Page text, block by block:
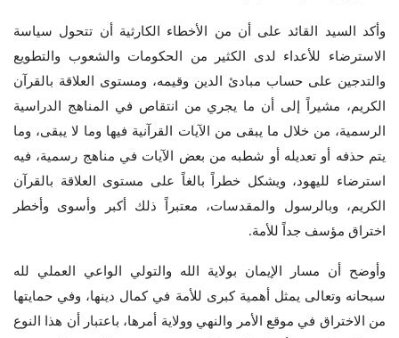
وأكد السيد القائد على أن من الأخطاء الكارثية أن تتحول سياسة
الاسترضاء للأعداء لدى الكثير من الحكومات والشعوب والتطويع
والتدجين على حساب مبادئ الدين وقيمه، ومستوى العلاقة بالقرآن
الكريم، مشيراً إلى أن ما يجري من انتقاص في المناهج الدراسية
الرسمية، من خلال ما يبقى من الآيات القرآنية فيها وما لا يبقى، وما
يتم حذفه أو تعديله أو شطبه من بعض الآيات في مناهج رسمية، فيه
استرضاء لليهود، ويشكل خطراً بالغاً على مستوى العلاقة بالقرآن
الكريم، وبالرسول والمقدسات، معتبراً ذلك أكبر وأسوى وأخطر
اختراق مؤسف جداً للأمة.
وأوضح أن مسار الإيمان بولاية الله والتولي الواعي العملي لله
سبحانه وتعالى يمثل أهمية كبرى للأمة في كمال دينها، وفي حمايتها
من الاختراق في موقع الأمر والنهي وولاية أمرها، باعتبار أن هذا النوع